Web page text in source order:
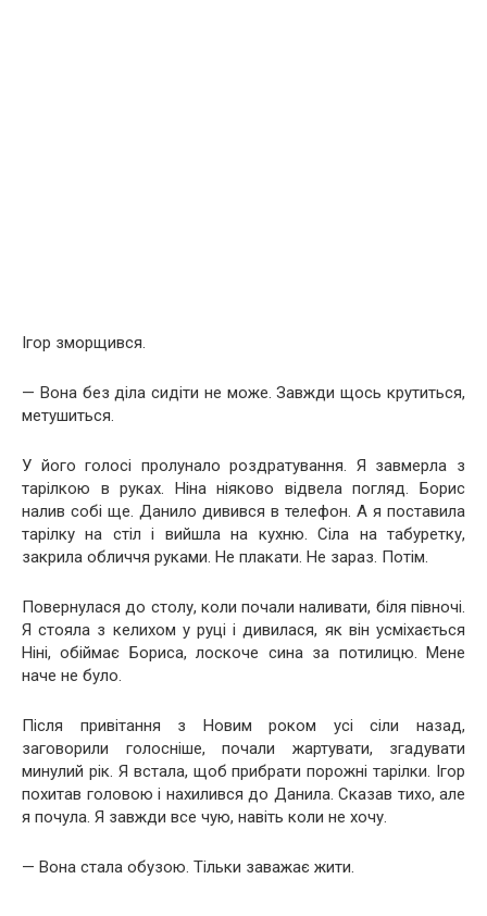
Ігор зморщився.
— Вона без діла сидіти не може. Завжди щось крутиться,
метушиться.
У його голосі пролунало роздратування. Я завмерла з
тарілкою в руках. Ніна ніяково відвела погляд. Борис
налив собі ще. Данило дивився в телефон. А я поставила
тарілку на стіл і вийшла на кухню. Сіла на табуретку,
закрила обличчя руками. Не плакати. Не зараз. Потім.
Повернулася до столу, коли почали наливати, біля півночі.
Я стояла з келихом у руці і дивилася, як він усміхається
Ніні, обіймає Бориса, лоскоче сина за потилицю. Мене
наче не було.
Після привітання з Новим роком усі сіли назад,
заговорили голосніше, почали жартувати, згадувати
минулий рік. Я встала, щоб прибрати порожні тарілки. Ігор
похитав головою і нахилився до Данила. Сказав тихо, але
я почула. Я завжди все чую, навіть коли не хочу.
— Вона стала обузою. Тільки заважає жити.